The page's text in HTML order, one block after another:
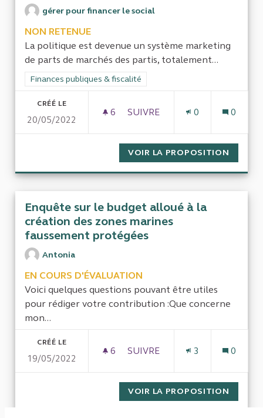
gérer pour financer le social
NON RETENUE
La politique est devenue un système marketing
de parts de marchés des partis, totalement...
Filtrer les résultats de la catégorie : Finances publiques &
Finances publiques & fiscalité
CRÉÉ LE
20/05/2022
6 6 ABONNÉS
SUIVRE
0 0
VOIR LA PROPOSITION
Enquête sur le budget alloué à la
création des zones marines
faussement protégées
Antonia
EN COURS D'ÉVALUATION
Voici quelques questions pouvant être utiles
pour rédiger votre contribution :Que concerne
mon...
CRÉÉ LE
19/05/2022
6 6 ABONNÉS
SUIVRE
3 0
VOIR LA PROPOSITION